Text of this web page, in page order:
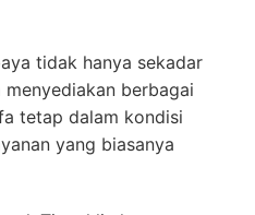
tidak hanya sekadar
berbagai
tetap dalam kondisi
yang biasanya